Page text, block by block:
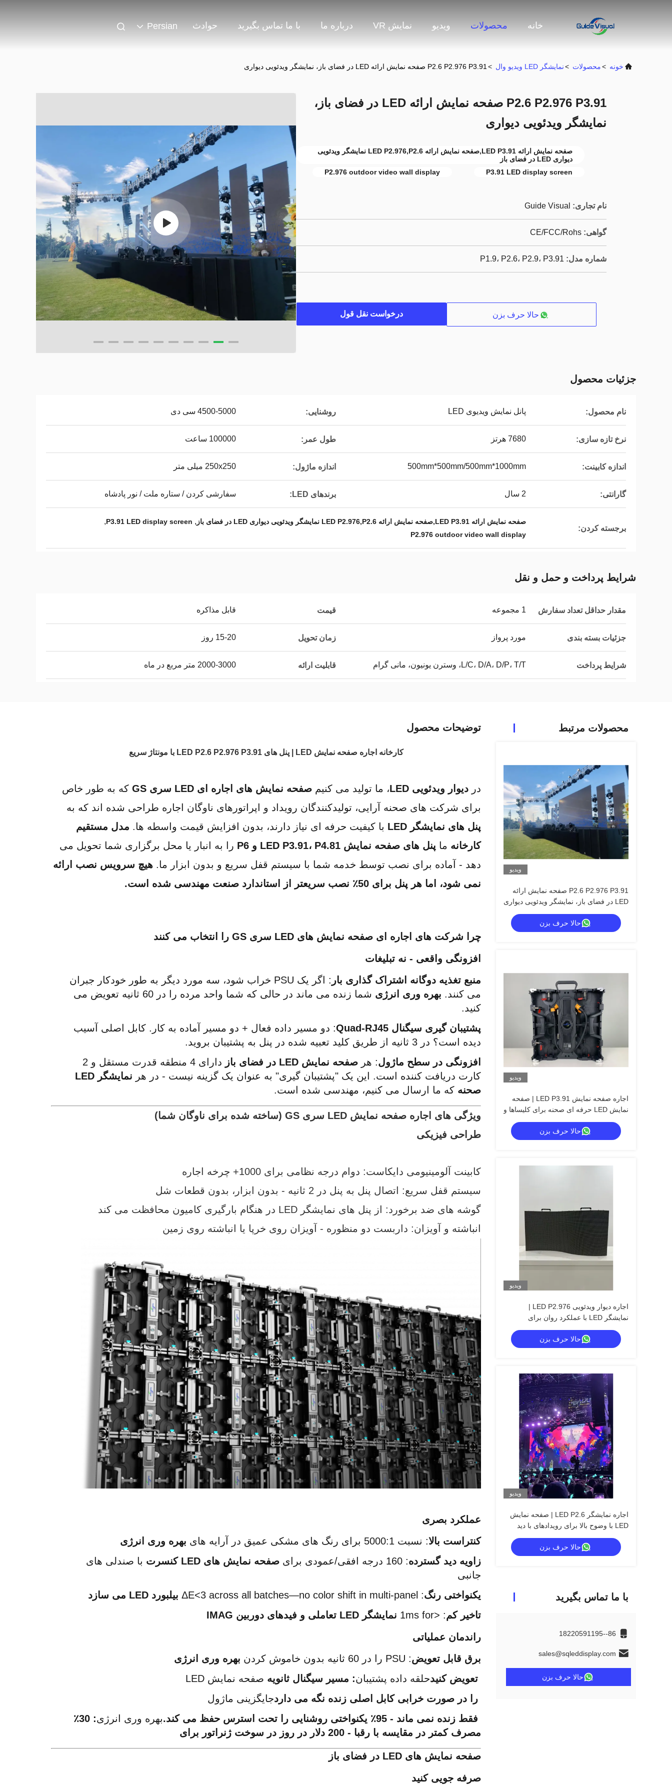
خانه محصولات ویدیو نمایش VR درباره ما با ما تماس بگیرید حوادث Persian
خونه >محصولات >نمایشگر LED ویدیو وال > P2.6 P2.976 P3.91 صفحه نمایش ارائه LED در فضای باز، نمایشگر ویدئویی دیواری
P2.6 P2.976 P3.91 صفحه نمایش ارائه LED در فضای باز،
نمایشگر ویدئویی دیواری
صفحه نمایش ارائه LED P3.91,صفحه نمایش ارائه LED P2.976,P2.6 نمایشگر ویدئویی
دیواری LED در فضای باز
P3.91 LED display screen
P2.976 outdoor video wall display
نام تجاری: Guide Visual
گواهی: CE/FCC/Rohs
شماره مدل: P1.9، P2.6، P2.9، P3.91
حالا حرف بزن درخواست نقل قول
جزئیات محصول
نام محصول: پانل نمایش ویدیوی LED روشنایی: 4500-5000 سی دی
نرخ تازه سازی: 7680 هرتز طول عمر: 100000 ساعت
اندازه کابینت: 500mm*500mm/500mm*1000mm اندازه ماژول: 250x250 میلی متر
گارانتی: 2 سال برندهای LED: سفارشی کردن / ستاره ملت / نور پادشاه
برجسته کردن:
صفحه نمایش ارائه LED P3.91,صفحه نمایش ارائه LED P2.976,P2.6 نمایشگر ویدئویی دیواری LED در فضای باز ,
P3.91 LED display screen
,
P2.976 outdoor video wall display
شرایط پرداخت و حمل و نقل
مقدار حداقل تعداد سفارش 1 مجموعه قیمت قابل مذاکره
جزئیات بسته بندی مورد پرواز زمان تحویل 15-20 روز
شرایط پرداخت L/C، D/A، D/P، T/T، وسترن یونیون، مانی گرام قابلیت ارائه 2000-3000 متر مربع در ماه
محصولات مرتبط
ویدیو
P2.6 P2.976 P3.91 صفحه نمایش ارائه
LED در فضای باز، نمایشگر ویدئویی دیواری
حالا حرف بزن
ویدیو
اجاره صفحه نمایش LED P3.91 | صفحه
نمایش LED حرفه ای صحنه برای کلیساها و
رویدادها
حالا حرف بزن
ویدیو
اجاره دیوار ویدئویی LED P2.976 |
نمایشگر LED با عملکرد روان برای
کنسرت‌ها
حالا حرف بزن
ویدیو
اجاره نمایشگر LED P2.6 | صفحه نمایش
LED با وضوح بالا برای رویدادهای با دید
نزدیک
حالا حرف بزن
با ما تماس بگیرید
86--18220591195
sales@sqleddisplay.com
حالا حرف بزن
توضیحات محصول
کارخانه اجاره صفحه نمایش LED | پنل های LED P2.6 P2.976 P3.91 با مونتاژ سریع
در دیوار ویدئویی LED ، ما تولید می کنیم صفحه نمایش های اجاره ای LED سری GS
برای شرکت های صحنه آرایی، تولیدکنندگان رویداد و اپراتورهای ناوگان اجاره طراحی شده اند که به
پنل های نمایشگر LED
با کیفیت حرفه ای نیاز دارند، بدون افزایش قیمت واسطه ها.
کارخانه ما پنل های صفحه نمایش LED P3.91، P4.81 و P6
دهد - آماده برای نصب توسط خدمه شما با سیستم قفل سریع و بدون ابزار ما.
نمی شود، اما هر پنل برای 50٪ نصب سریعتر از استاندارد صنعت مهندسی شده است.
چرا شرکت های اجاره ای صفحه نمایش های LED سری GS را انتخاب می کنند
افزونگی واقعی - نه تبلیغات
منبع تغذیه دوگانه اشتراک گذاری بار
می کنند. بهره وری انرژی
کنید.
پشتیبان گیری سیگنال Quad-RJ45
دیده است؟ در 3 ثانیه از طریق کلید تعبیه شده در پنل به پشتیبان بروید.
افزونگی در سطح ماژول: هر صفحه نمایش LED در فضای باز
کارت دریافت کننده است. این یک "پشتیبان گیری" به عنوان یک گزینه نیست - در هر
صحنه که ما ارسال می کنیم، مهندسی شده است.
ویژگی های اجاره صفحه نمایش LED سری GS (ساخته شده برای ناوگان شما)
طراحی فیزیکی
کابینت آلومینیومی دایکاست: دوام درجه نظامی برای 1000+ چرخه اجاره
سیستم قفل سریع: اتصال پنل به پنل در 2 ثانیه - بدون ابزار، بدون قطعات شل
گوشه های ضد برخورد: از پنل های نمایشگر LED در هنگام بارگیری کامیون محافظت می کند
انباشته و آویزان: داربست دو منظوره - آویزان روی خرپا یا انباشته روی زمین
عملکرد بصری
کنتراست بالا: نسبت 5000:1 برای رنگ های مشکی عمیق در آرایه های
بهره وری انرژی
زاویه دید گسترده: 160 درجه افقی/عمودی برای صفحه نمایش های LED کنسرت
جانبی
یکنواختی رنگ: ΔE<3 across all batches—no color shift in multi-panel
بیلبورد LED می سازد
تاخیر کم: <1ms for
نمایشگر LED تعاملی و فیدهای دوربین IMAG
راندمان عملیاتی
برق قابل تعویض: PSU را در 60 ثانیه بدون خاموش کردن
بهره وری انرژی
حلقه داده پشتیبان: مسیر سیگنال ثانویه صفحه نمایش LED
جایگزینی ماژول
بهره وری انرژی
مصرف کمتر در مقایسه با رقبا - 200 دلار در روز در سوخت ژنراتور برای
صفحه نمایش های LED در فضای باز
صرفه جویی کنید